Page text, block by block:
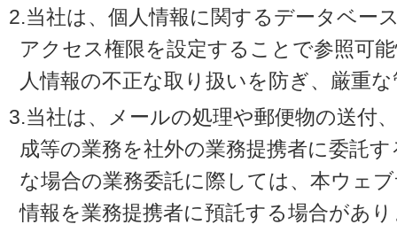
2.当社は、個人情報に関するデータベー
アクセス権限を設定することで参照可
人情報の不正な取り扱いを防ぎ、厳重
3.当社は、メールの処理や郵便物の送付
成等の業務を社外の業務提携者に委託
な場合の業務委託に際しては、本ウェ
情報を業務提携者に預託する場合があ